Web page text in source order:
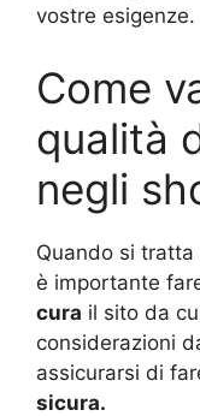
vostre esigenze.
Come
qualità
negli
Quando si
è importante
cura il sito da
considerazioni
assicurarsi di
sicura.